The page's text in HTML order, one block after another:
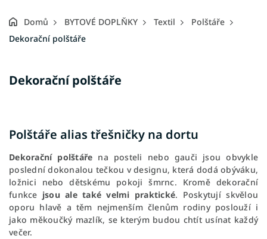
Domů BYTOVÉ DOPLŇKY Textil
Polštáře
Dekorační polštáře
Dekorační polštáře
Polštáře alias třešničky na dortu
Dekorační polštáře na posteli nebo gauči jsou obvykle
poslední dokonalou tečkou v designu, která dodá obýváku,
ložnici nebo dětskému pokoji šmrnc. Kromě dekorační
funkce jsou ale také velmi praktické. Poskytují skvělou
oporu hlavě a těm nejmenším členům rodiny poslouží i
jako měkoučký mazlík, se kterým budou chtít usínat každý
večer.